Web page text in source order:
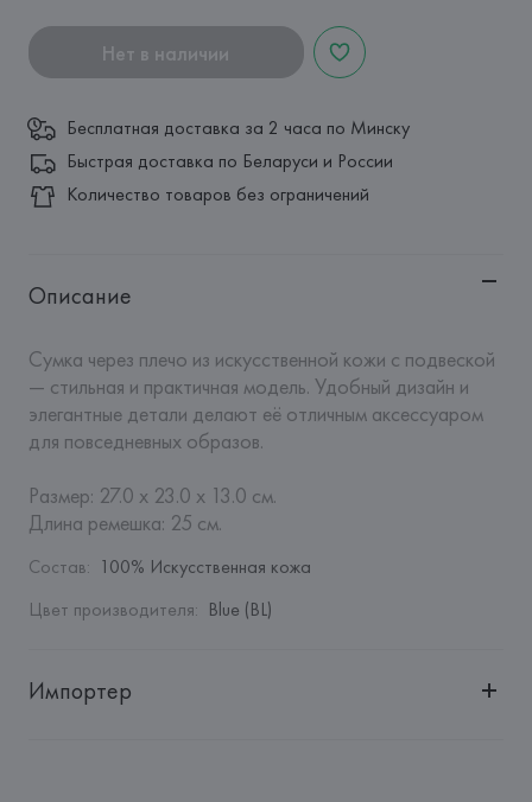
Нет в наличии
Бесплатная доставка за 2 часа по Минску
Быстрая доставка по Беларуси и России
Количество товаров без ограничений
Описание
Сумка через плечо из искусственной кожи с подвеской
— стильная и практичная модель. Удобный дизайн и
элегантные детали делают её отличным аксессуаром
для повседневных образов.
Размер: 27.0 x 23.0 x 13.0 см.
Длина ремешка: 25 см.
Состав: 100% Искусственная кожа
Цвет производителя: Blue (BL)
Импортер